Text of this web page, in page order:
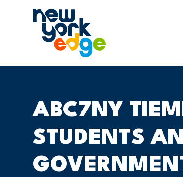
주요 콘텐츠로 건너뛰기
ABC7NY
STUDENTS